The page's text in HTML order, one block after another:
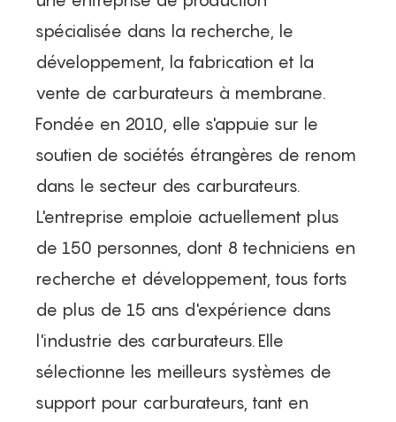
spécialisée dans la recherche, le
développement, la fabrication et la
vente de carburateurs à membrane.
Fondée en 2010, elle s'appuie sur le
soutien de sociétés étrangères de renom
dans le secteur des carburateurs.
L'entreprise emploie actuellement plus
de 150 personnes, dont 8 techniciens en
recherche et développement, tous forts
de plus de 15 ans d'expérience dans
l'industrie des carburateurs. Elle
sélectionne les meilleurs systèmes de
support pour carburateurs, tant en